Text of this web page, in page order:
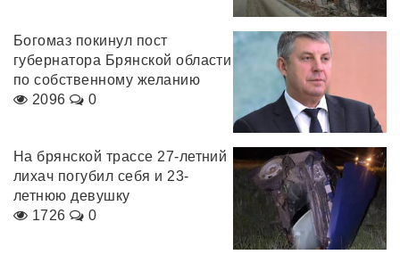
Богомаз покинул пост
губернатора Брянской области
по собственному желанию
2096
0
На брянской трассе 27-летний
лихач погубил себя и 23-
летнюю девушку
1726
0